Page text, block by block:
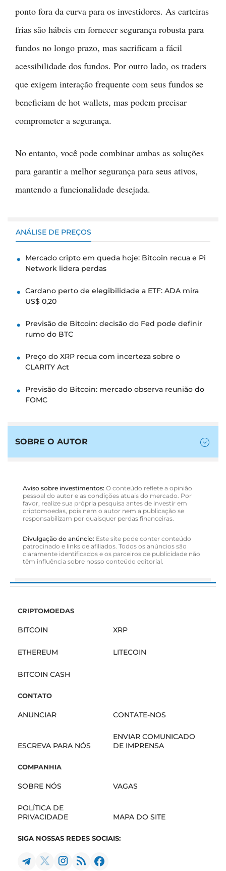
ponto fora da curva para os investidores. As carteiras
frias são hábeis em fornecer segurança robusta para
fundos no longo prazo, mas sacrificam a fácil
acessibilidade dos fundos. Por outro lado, os traders
que exigem interação frequente com seus fundos se
beneficiam de hot wallets, mas podem precisar
comprometer a segurança.
No entanto, você pode combinar ambas as soluções
para garantir a melhor segurança para seus ativos,
mantendo a funcionalidade desejada.
ANÁLISE DE PREÇOS
Mercado cripto em queda hoje: Bitcoin recua e Pi
Network lidera perdas
Cardano perto de elegibilidade a ETF: ADA mira
US$ 0,20
Previsão de Bitcoin: decisão do Fed pode definir
rumo do BTC
Preço do XRP recua com incerteza sobre o
CLARITY Act
Previsão do Bitcoin: mercado observa reunião do
FOMC
SOBRE O AUTOR
Aviso sobre investimentos: O conteúdo reflete a opinião
pessoal do autor e as condições atuais do mercado. Por
favor, realize sua própria pesquisa antes de investir em
criptomoedas, pois nem o autor nem a publicação se
responsabilizam por quaisquer perdas financeiras.
Divulgação do anúncio: Este site pode conter conteúdo
patrocinado e links de afiliados. Todos os anúncios são
claramente identificados e os parceiros de publicidade não
têm influência sobre nosso conteúdo editorial.
CRIPTOMOEDAS
BITCOIN XRP
ETHEREUM LITECOIN
BITCOIN CASH
CONTATO
ANUNCIAR CONTATE-NOS
ESCREVA PARA NÓS
ENVIAR COMUNICADO
DE IMPRENSA
COMPANHIA
SOBRE NÓS VAGAS
POLÍTICA DE
PRIVACIDADE
MAPA DO SITE
SIGA NOSSAS REDES SOCIAIS: